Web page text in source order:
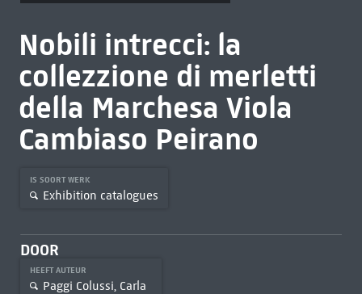
Nobili intrecci: la
collezzione di merletti
della Marchesa Viola
Cambiaso Peirano
IS SOORT WERK
Exhibition catalogues
DOOR
HEEFT AUTEUR
Paggi Colussi, Carla